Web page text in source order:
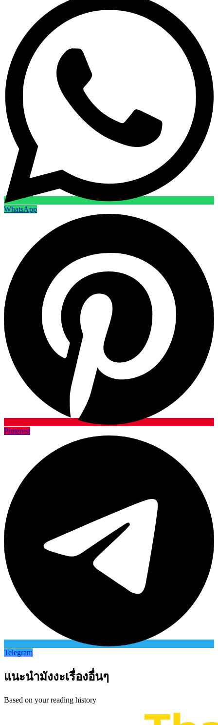
WhatsApp
Pinterest
Telegram
แนะนำมังงะเรื่องอื่นๆ
Based on your reading history